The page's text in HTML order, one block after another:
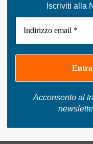
Iscriviti alla
Acconsento al